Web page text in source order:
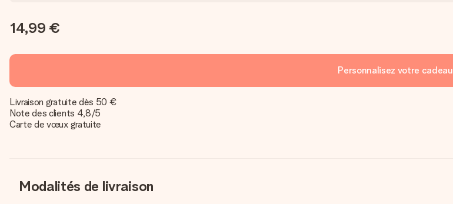
14,99 €
Personnalisez votre cadeau
Livraison gratuite dès 50 €
Note des clients 4,8/5
Carte de vœux gratuite
Modalités de livraison